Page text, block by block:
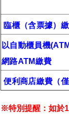
臨櫃（含票據）
以自動櫃員機
網路ATM繳費
便利商店繳費（僅
※特別提醒：如於